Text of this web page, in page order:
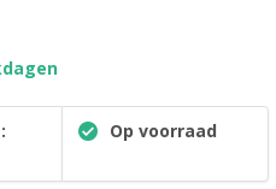
Op voorraad